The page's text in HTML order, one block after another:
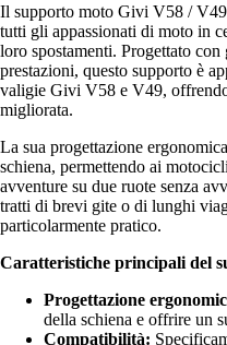
Il supporto moto Givi V58 / V49
tutti gli appassionati di moto in
loro spostamenti. Progettato
prestazioni, questo supporto è
valigie Givi V58 e V49,
migliorata.
La sua progettazione
schiena, permettendo ai
avventure su due ruote senza
tratti di brevi gite o di lunghi
particolarmente pratico.
Caratteristiche principali del
Progettazione
della schiena e offrire un
Compatibilità: